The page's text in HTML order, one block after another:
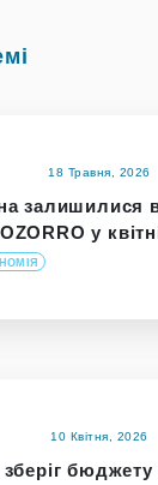
18 Травня, 2026
залишилися
у
10 Квітня, 2026
бюджету